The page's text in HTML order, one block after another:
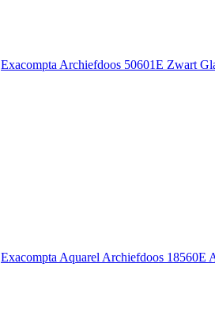
Exacompta Archiefdoos 50601E Zwart
Exacompta Aquarel Archiefdoos 18560E